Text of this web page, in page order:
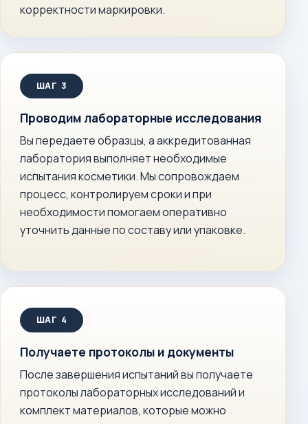
корректности маркировки.
Проводим лабораторные исследования
Вы передаете образцы, а аккредитованная
лаборатория выполняет необходимые
испытания косметики. Мы сопровождаем
процесс, контролируем сроки и при
необходимости помогаем оперативно
уточнить данные по составу или упаковке.
Получаете протоколы и документы
После завершения испытаний вы получаете
протоколы лабораторных исследований и
комплект материалов, которые можно